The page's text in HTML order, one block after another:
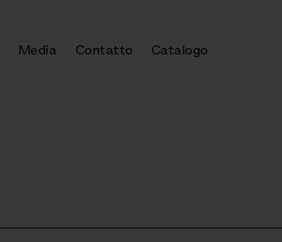
Media Contatto Catalogo